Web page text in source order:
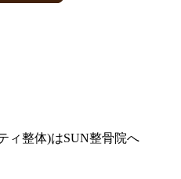
ィ整体)はSUN整骨院へ